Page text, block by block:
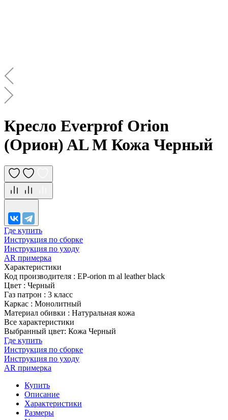
Кресло Everprof Orion
(Орион) AL M Кожа Черный
Где купить
Инструкция по сборке
Инструкция по уходу
AR примерка
Характеристики
Код производителя : EP-orion m al leather black
Цвет : Черный
Газ патрон : 3 класс
Каркас : Монолитный
Материал обивки : Натуральная кожа
Все характеристики
Выбранный цвет: Кожа Черный
Где купить
Инструкция по сборке
Инструкция по уходу
AR примерка
Купить
Описание
Характеристики
Размеры